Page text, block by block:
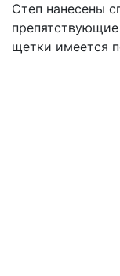
Степ нанесены
щетки имеется